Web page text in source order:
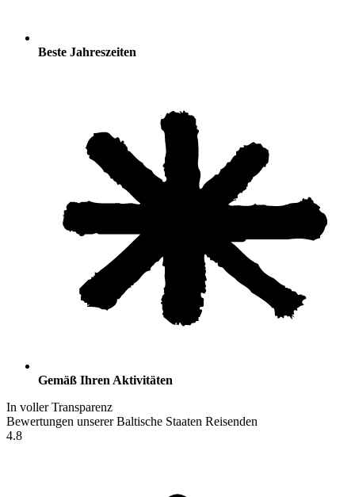
Beste Jahreszeiten
Gemäß Ihren Aktivitäten
In voller Transparenz
Bewertungen unserer Baltische Staaten Reisenden
4.8